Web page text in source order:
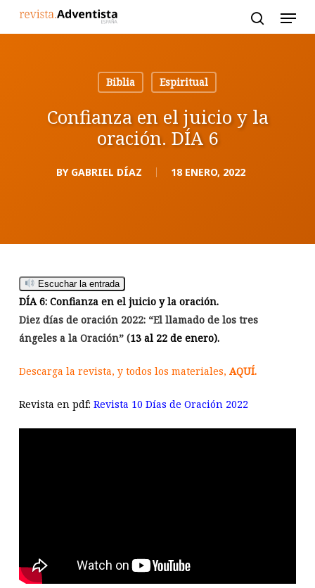
Biblia
Espiritual
Confianza en el juicio y la
oración. DÍA 6
BY GABRIEL DÍAZ 18 ENERO, 2022
Escuchar la entrada
DÍA 6: Confianza en el juicio y la oración.
Diez días de oración 2022: “El llamado de los tres
ángeles a la Oración” (13 al 22 de enero).
Descarga la revista, y todos los materiales, AQUÍ.
Revista en pdf: Revista 10 Días de Oración 2022